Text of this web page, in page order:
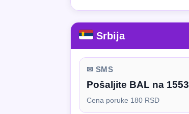
Srbija
✉ SMS
Pošaljite BAL na 1553
Cena poruke 180 RSD